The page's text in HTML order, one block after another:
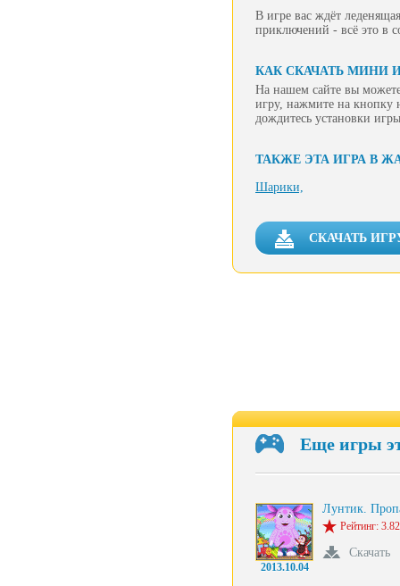
В игре вас ждёт
приключений - всё это в
КАК СКАЧАТЬ МИНИ
На нашем сайте вы
игру, нажмите на кнопку
дождитесь установки
ТАКЖЕ ЭТА ИГРА В
Шарики,
СКАЧАТЬ
Еще игры
2013.10.04
Лунтик.
Рейтинг:
Скачать